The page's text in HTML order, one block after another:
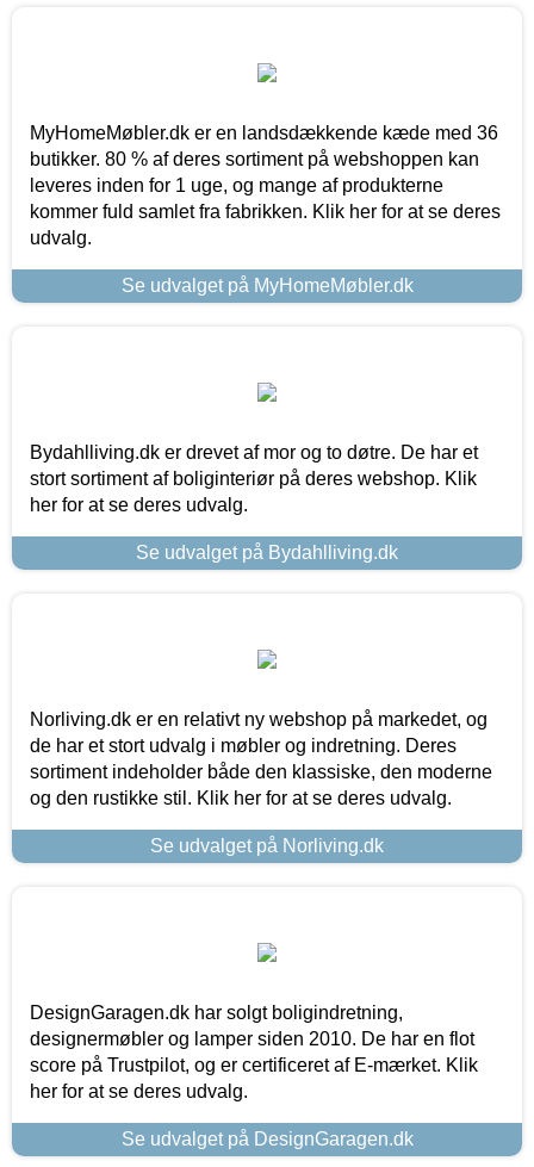
MyHomeMøbler.dk er en landsdækkende kæde med 36
butikker. 80 % af deres sortiment på webshoppen kan
leveres inden for 1 uge, og mange af produkterne
kommer fuld samlet fra fabrikken. Klik her for at se deres
udvalg.
Se udvalget på MyHomeMøbler.dk
Bydahlliving.dk er drevet af mor og to døtre. De har et
stort sortiment af boliginteriør på deres webshop. Klik
her for at se deres udvalg.
Se udvalget på Bydahlliving.dk
Norliving.dk er en relativt ny webshop på markedet, og
de har et stort udvalg i møbler og indretning. Deres
sortiment indeholder både den klassiske, den moderne
og den rustikke stil. Klik her for at se deres udvalg.
Se udvalget på Norliving.dk
DesignGaragen.dk har solgt boligindretning,
designermøbler og lamper siden 2010. De har en flot
score på Trustpilot, og er certificeret af E-mærket. Klik
her for at se deres udvalg.
Se udvalget på DesignGaragen.dk